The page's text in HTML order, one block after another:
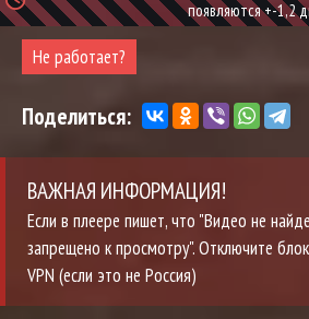
появляются +-1,2
Не работает?
Поделиться:
ВАЖНАЯ ИНФОРМАЦИЯ!
Если в плеере пишет, что "Видео не
запрещено к просмотру". Отключите
VPN (если это не Россия)